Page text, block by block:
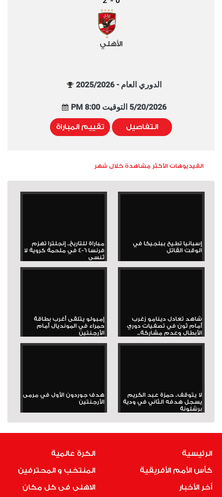
الأهلي
الدوري العام - 2025/2026
5/20/2026 التوقيت 8:00 PM
التفاصيل تقييم المباراة
الفيديوهات الأكثر مشاهدة خلال شهر
إسبانيا تطيح ببلجيكا في
الوقت القاتل
مباراة للتاريخ.. إنجلترا تهزم
فرنسا 6-4 في ملحمة كروية لا
تُنسى
شاهد تعادل دينامو زغرب
أمام ثون في تصفيات دوري
الأبطال وعدم مشاركة...
إمبولو يتلقى أغرب بطاقة
حمراء في المونديال أمام
الأرجنتين
لا يتوقف.. حمزة عبد الكريم
يسجل هدفه الثاني في ودية
برشلونة
هدف جوردون الأول في مرمى
الأرجنتين
الرئيسية
كأس الأمم الأفريقية
أخر الأخبار
الكرة عالمية
المنتخب و المحترفين
الاهلى فى كل مكان